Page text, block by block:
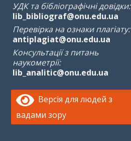
УДК та бібліографічні довідки:
lib_bibliograf@onu.edu.ua
Перевірка на ознаки плагіату:
antiplagiat@onu.edu.ua
Консультації з питань
наукометрії:
lib_analitic@onu.edu.ua
Версія для людей з
вадами зору